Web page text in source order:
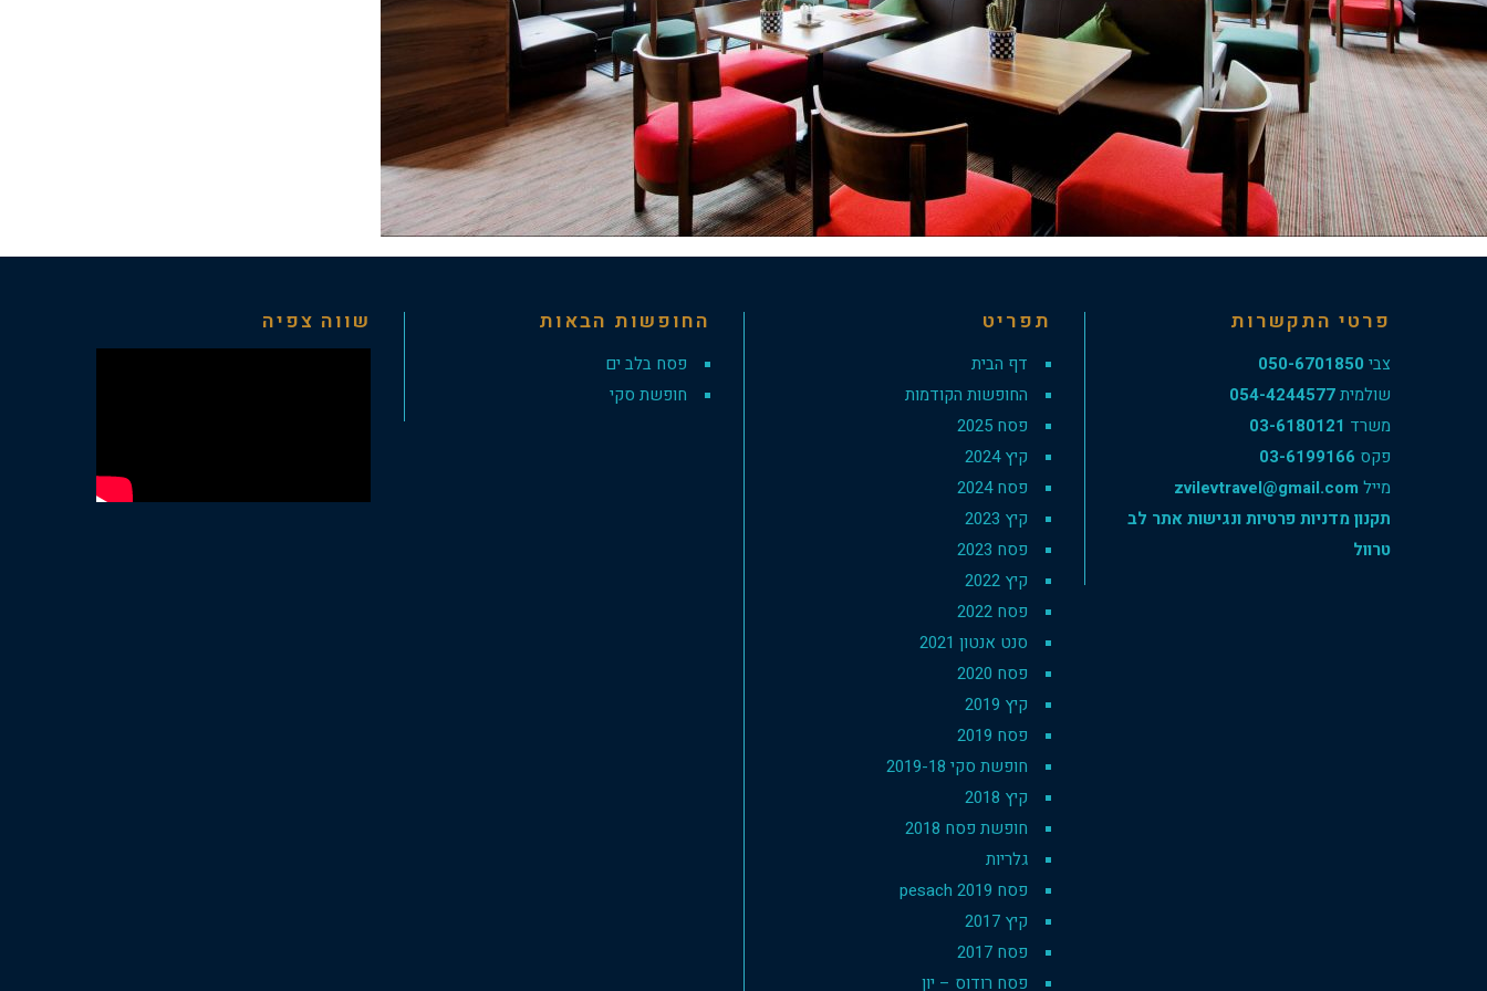
פרטי התקשרות
צבי 050-6701850
שולמית054-4244577
משרד 03-6180121
פקס 03-6199166
מייל zvilevtravel@gmail.com
תקנון מדניות פרטיות ונגישות אתר לב
טרוול
תפריט
דף הבית
החופשות הקודמות
פסח 2025
קיץ 2024
פסח 2024
קיץ 2023
פסח 2023
קיץ 2022
פסח 2022
סנט אנטון 2021
פסח 2020
קיץ 2019
פסח 2019
חופשת סקי 2019-18
קיץ 2018
חופשת פסח 2018
גלריות
פסח 2019 pesach
קיץ 2017
פסח 2017
פסח רודוס – יון
החופשות הבאות
פסח בלב ים
חופשת סקי
שווה צפיה